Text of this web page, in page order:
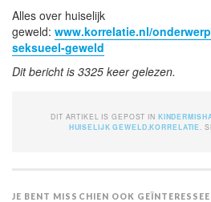
Alles over huiselijk
geweld: www.korrelatie.nl/
seksueel-geweld
Dit bericht is 3325 keer gelezen.
DIT ARTIKEL IS GEPOST IN
HUISELIJK GEWELD ,KORRELATIE .
JE BENT MISSCHIEN OOK